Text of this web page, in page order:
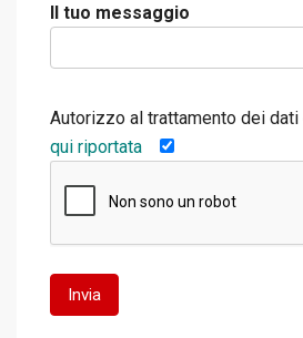
Il tuo messaggio
Autorizzo al trattamento dei
qui riportata